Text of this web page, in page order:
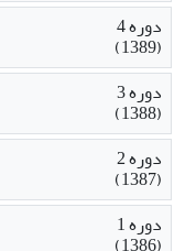
دوره 4
(1389)
دوره 3
(1388)
دوره 2
(1387)
دوره 1